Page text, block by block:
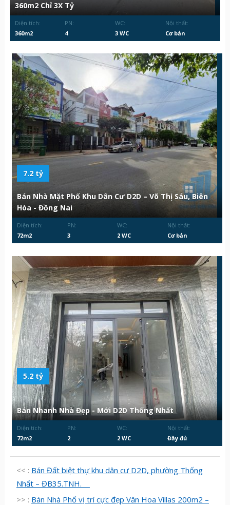
360m2 Chỉ 3X Tỷ
Diện tích:
360m2
PN:
4
WC:
3 WC
Nội thất:
Cơ bản
7.2 tỷ
Bán Nhà Mặt Phố Khu Dân Cư D2D – Võ Thị Sáu, Biên
Hòa - Đồng Nai
Diện tích:
72m2
PN:
3
WC:
2 WC
Nội thất:
Cơ bản
5.2 tỷ
Bán Nhanh Nhà Đẹp - Mới D2D Thống Nhất
Diện tích:
72m2
PN:
2
WC:
2 WC
Nội thất:
Đầy đủ
<< : Bán Đất biệt thự khu dân cư D2D, phường Thống
Nhất – ĐB35.TNH.
>> : Bán Nhà Phố vị trí cực đẹp Văn Hoa Villas 200m2 –